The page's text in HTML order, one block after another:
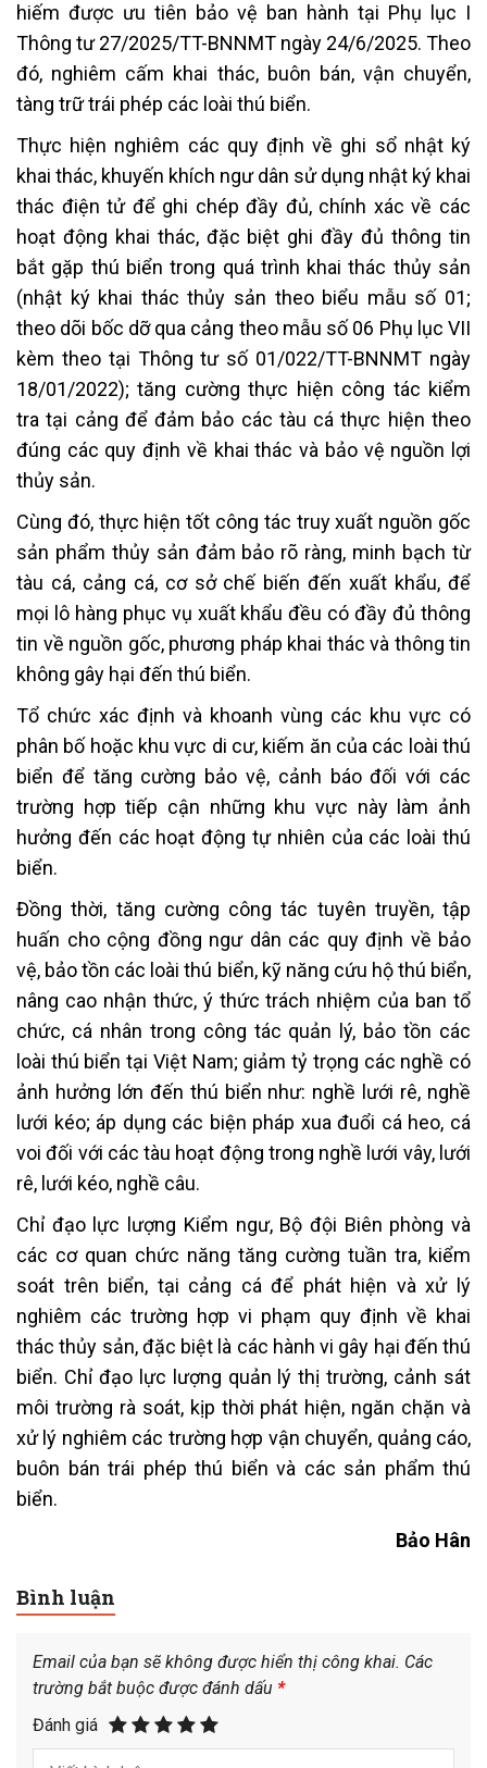
hiếm được ưu tiên bảo vệ ban hành tại Phụ lục I
Thông tư 27/2025/TT-BNNMT ngày 24/6/2025. Theo
đó, nghiêm cấm khai thác, buôn bán, vận chuyển,
tàng trữ trái phép các loài thú biển.
Thực hiện nghiêm các quy định về ghi sổ nhật ký
khai thác, khuyến khích ngư dân sử dụng nhật ký khai
thác điện tử để ghi chép đầy đủ, chính xác về các
hoạt động khai thác, đặc biệt ghi đầy đủ thông tin
bắt gặp thú biển trong quá trình khai thác thủy sản
(nhật ký khai thác thủy sản theo biểu mẫu số 01;
theo dõi bốc dỡ qua cảng theo mẫu số 06 Phụ lục VII
kèm theo tại Thông tư số 01/022/TT-BNNMT ngày
18/01/2022); tăng cường thực hiện công tác kiểm
tra tại cảng để đảm bảo các tàu cá thực hiện theo
đúng các quy định về khai thác và bảo vệ nguồn lợi
thủy sản.
Cùng đó, thực hiện tốt công tác truy xuất nguồn gốc
sản phẩm thủy sản đảm bảo rõ ràng, minh bạch từ
tàu cá, cảng cá, cơ sở chế biến đến xuất khẩu, để
mọi lô hàng phục vụ xuất khẩu đều có đầy đủ thông
tin về nguồn gốc, phương pháp khai thác và thông tin
không gây hại đến thú biển.
Tổ chức xác định và khoanh vùng các khu vực có
phân bố hoặc khu vực di cư, kiếm ăn của các loài thú
biển để tăng cường bảo vệ, cảnh báo đối với các
trường hợp tiếp cận những khu vực này làm ảnh
hưởng đến các hoạt động tự nhiên của các loài thú
biển.
Đồng thời, tăng cường công tác tuyên truyền, tập
huấn cho cộng đồng ngư dân các quy định về bảo
vệ, bảo tồn các loài thú biển, kỹ năng cứu hộ thú biển,
nâng cao nhận thức, ý thức trách nhiệm của ban tổ
chức, cá nhân trong công tác quản lý, bảo tồn các
loài thú biển tại Việt Nam; giảm tỷ trọng các nghề có
ảnh hưởng lớn đến thú biển như: nghề lưới rê, nghề
lưới kéo; áp dụng các biện pháp xua đuổi cá heo, cá
voi đối với các tàu hoạt động trong nghề lưới vây, lưới
rê, lưới kéo, nghề câu.
Chỉ đạo lực lượng Kiểm ngư, Bộ đội Biên phòng và
các cơ quan chức năng tăng cường tuần tra, kiểm
soát trên biển, tại cảng cá để phát hiện và xử lý
nghiêm các trường hợp vi phạm quy định về khai
thác thủy sản, đặc biệt là các hành vi gây hại đến thú
biển. Chỉ đạo lực lượng quản lý thị trường, cảnh sát
môi trường rà soát, kịp thời phát hiện, ngăn chặn và
xử lý nghiêm các trường hợp vận chuyển, quảng cáo,
buôn bán trái phép thú biển và các sản phẩm thú
biển.
Bảo Hân
Bình luận
Email của bạn sẽ không được hiển thị công khai. Các
trường bắt buộc được đánh dấu *
Đánh giá